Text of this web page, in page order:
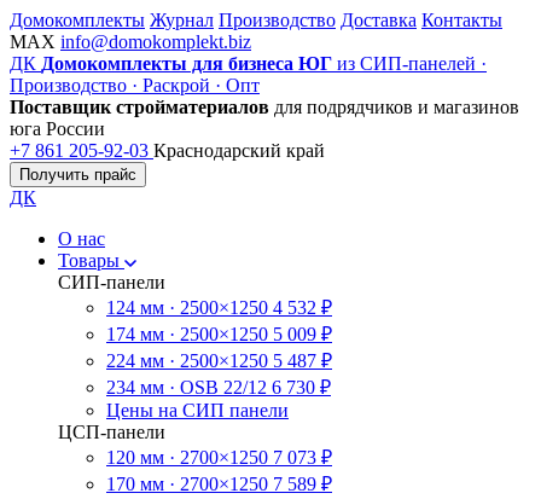
Домокомплекты Журнал Производство Доставка Контакты
MAX info@domokomplekt.biz
ДК Домокомплекты для бизнеса ЮГ из СИП-панелей ·
Производство · Раскрой · Опт
Поставщик стройматериалов для подрядчиков и магазинов
юга России
+7 861 205-92-03 Краснодарский край
Получить прайс
ДК
О нас
Товары
СИП-панели
124 мм · 2500×1250 4 532 ₽
174 мм · 2500×1250 5 009 ₽
224 мм · 2500×1250 5 487 ₽
234 мм · OSB 22/12 6 730 ₽
Цены на СИП панели
ЦСП-панели
120 мм · 2700×1250 7 073 ₽
170 мм · 2700×1250 7 589 ₽